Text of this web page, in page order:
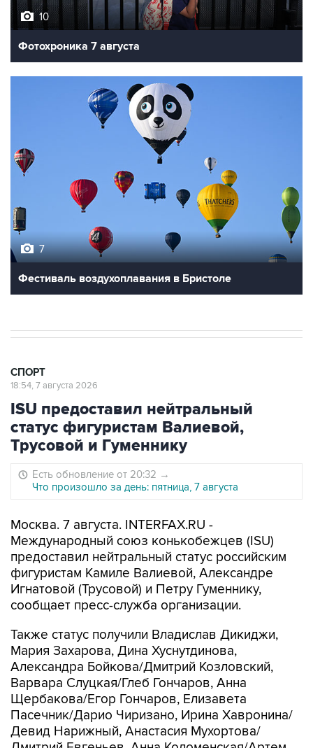
10
Фотохроника 7 августа
7
Фестиваль воздухоплавания в Бристоле
СПОРТ
18:54, 7 августа 2026
ISU предоставил нейтральный
статус фигуристам Валиевой,
Трусовой и Гуменнику
Есть обновление от 20:32 →
Что произошло за день: пятница, 7 августа
Москва. 7 августа. INTERFAX.RU -
Международный союз конькобежцев (ISU)
предоставил нейтральный статус российским
фигуристам Камиле Валиевой, Александре
Игнатовой (Трусовой) и Петру Гуменнику,
сообщает пресс-служба организации.
Также статус получили Владислав Дикиджи,
Мария Захарова, Дина Хуснутдинова,
Александра Бойкова/Дмитрий Козловский,
Варвара Слуцкая/Глеб Гончаров, Анна
Щербакова/Егор Гончаров, Елизавета
Пасечник/Дарио Чиризано, Ирина Хавронина/
Девид Нарижный, Анастасия Мухортова/